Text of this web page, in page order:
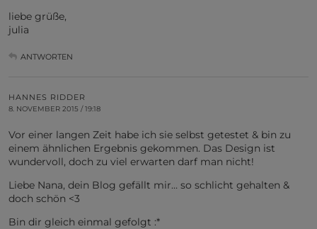
liebe grüße,
julia
ANTWORTEN
HANNES RIDDER
8. NOVEMBER 2015 / 19:18
Vor einer langen Zeit habe ich sie selbst getestet & bin zu
einem ähnlichen Ergebnis gekommen. Das Design ist
wundervoll, doch zu viel erwarten darf man nicht!
Liebe Nana, dein Blog gefällt mir… so schlicht gehalten &
doch schön <3
Bin dir gleich einmal gefolgt :*